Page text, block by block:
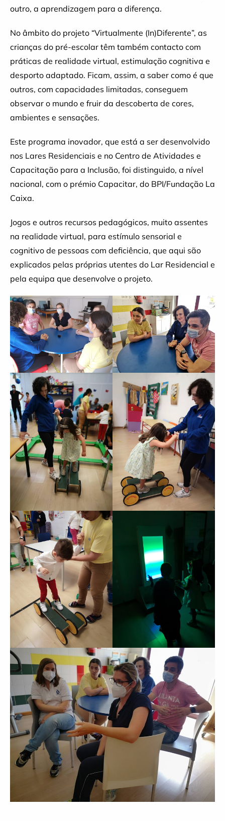
outro, a aprendizagem para a diferença.
No âmbito do projeto “Virtualmente (In)Diferente”, as
crianças do pré-escolar têm também contacto com
práticas de realidade virtual, estimulação cognitiva e
desporto adaptado. Ficam, assim, a saber como é que
outros, com capacidades limitadas, conseguem
observar o mundo e fruir da descoberta de cores,
ambientes e sensações.
Este programa inovador, que está a ser desenvolvido
nos Lares Residenciais e no Centro de Atividades e
Capacitação para a Inclusão, foi distinguido, a nível
nacional, com o prémio Capacitar, do BPI/Fundação La
Caixa.
Jogos e outros recursos pedagógicos, muito assentes
na realidade virtual, para estímulo sensorial e
cognitivo de pessoas com deficiência, que aqui são
explicados pelas próprias utentes do Lar Residencial e
pela equipa que desenvolve o projeto.